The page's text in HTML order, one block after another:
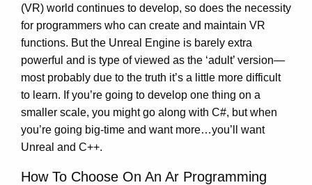
(VR) world continues to develop, so does the necessity
for programmers who can create and maintain VR
functions. But the Unreal Engine is barely extra
powerful and is type of viewed as the ‘adult’ version—
most probably due to the truth it’s a little more difficult
to learn. If you’re going to develop one thing on a
smaller scale, you might go along with C#, but when
you’re going big-time and want more…you’ll want
Unreal and C++.
How To Choose On An Ar Programming